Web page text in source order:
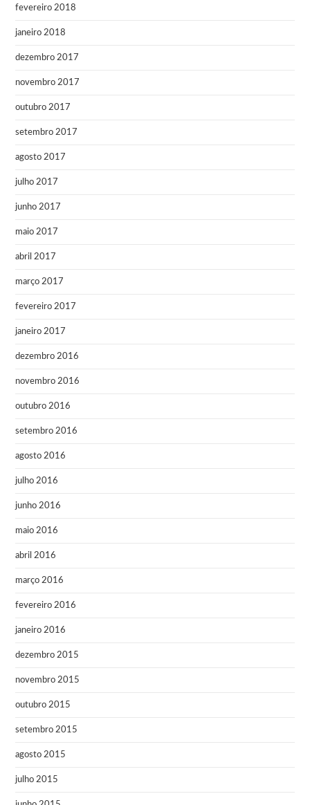
fevereiro 2018
janeiro 2018
dezembro 2017
novembro 2017
outubro 2017
setembro 2017
agosto 2017
julho 2017
junho 2017
maio 2017
abril 2017
março 2017
fevereiro 2017
janeiro 2017
dezembro 2016
novembro 2016
outubro 2016
setembro 2016
agosto 2016
julho 2016
junho 2016
maio 2016
abril 2016
março 2016
fevereiro 2016
janeiro 2016
dezembro 2015
novembro 2015
outubro 2015
setembro 2015
agosto 2015
julho 2015